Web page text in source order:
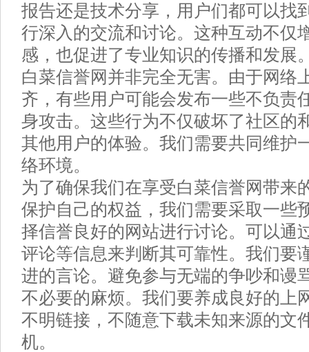
报告还是技术分享，用户们都可以找
行深入的交流和讨论。这种互动不仅
感，也促进了专业知识的传播和发展
白菜信誉网并非完全无害。由于网络
齐，有些用户可能会发布一些不负责
身攻击。这些行为不仅破坏了社区的
其他用户的体验。我们需要共同维护
络环境。
为了确保我们在享受白菜信誉网带来
保护自己的权益，我们需要采取一些
择信誉良好的网站进行讨论。可以通
评论等信息来判断其可靠性。我们要
进的言论。避免参与无端的争吵和谩
不必要的麻烦。我们要养成良好的上
不明链接，不随意下载未知来源的文
机。